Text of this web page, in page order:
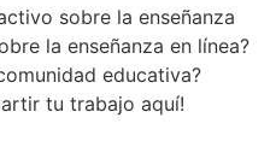
sobre la enseñanza
la enseñanza en línea?
educativa?
tu trabajo aquí!